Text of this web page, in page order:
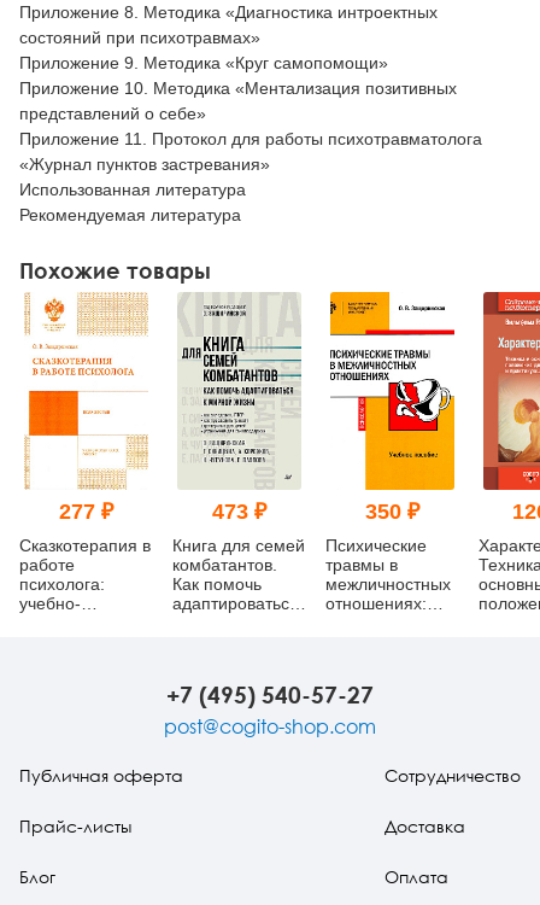
Приложение 8. Методика «Диагностика интроектных
состояний при психотравмах»
Приложение 9. Методика «Круг самопомощи»
Приложение 10. Методика «Ментализация позитивных
представлений о себе»
Приложение 11. Протокол для работы психотравматолога
«Журнал пунктов застревания»
Использованная литература
Рекомендуемая литература
Похожие товары
277 ₽
Сказкотерапия в
работе
психолога:
учебно-
473 ₽
Книга для семей
комбатантов.
Как помочь
адаптироваться
350 ₽
Психические
травмы в
межличностных
отношениях:
+7 (495) 540-57-27
post@cogito-shop.com
Публичная оферта
Прайс-листы
Блог
Сотрудничество
Доставка
Оплата